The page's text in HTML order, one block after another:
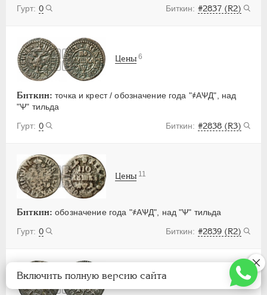
0
#2837 (R2)
Биткин: точка и крест / обозначение года "҂АѰД", над
"Ѱ" тильда
0
#2838 (R3)
Цены 6
Биткин: обозначение года "҂АѰД", над "Ѱ" тильда
0
#2839 (R2)
Цены 11
Цены 47
Включить полную версию сайта